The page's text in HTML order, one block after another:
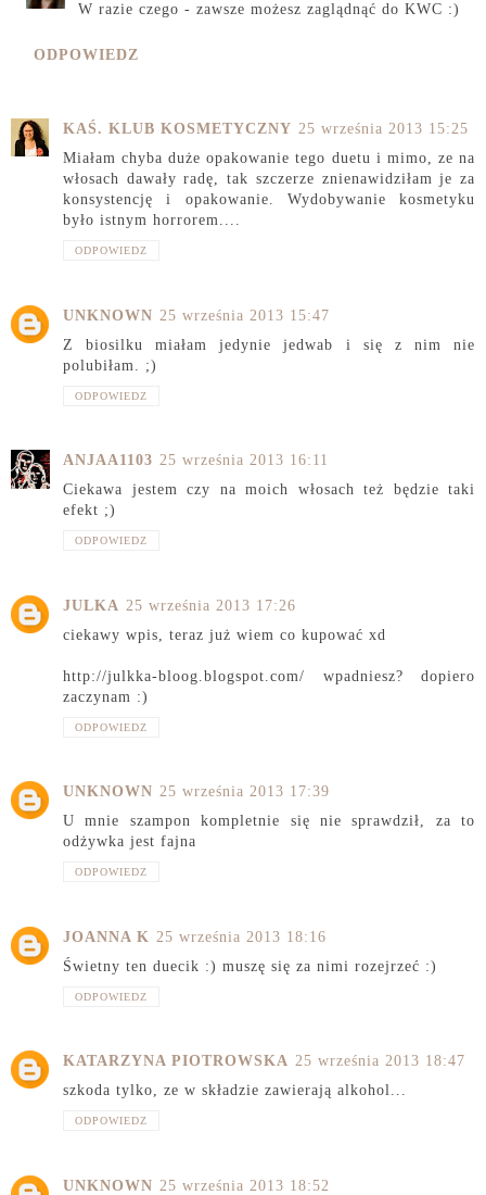
W razie czego - zawsze możesz zaglądnąć do KWC :)
ODPOWIEDZ
KAŚ. KLUB KOSMETYCZNY 25 września 2013 15:25
Miałam chyba duże opakowanie tego duetu i mimo, ze na
włosach dawały radę, tak szczerze znienawidziłam je za
konsystencję i opakowanie. Wydobywanie kosmetyku
było istnym horrorem....
ODPOWIEDZ
UNKNOWN 25 września 2013 15:47
Z biosilku miałam jedynie jedwab i się z nim nie
polubiłam. ;)
ODPOWIEDZ
ANJAA1103 25 września 2013 16:11
Ciekawa jestem czy na moich włosach też będzie taki
efekt ;)
ODPOWIEDZ
JULKA 25 września 2013 17:26
ciekawy wpis, teraz już wiem co kupować xd
http://julkka-bloog.blogspot.com/ wpadniesz? dopiero
zaczynam :)
ODPOWIEDZ
UNKNOWN 25 września 2013 17:39
U mnie szampon kompletnie się nie sprawdził, za to
odżywka jest fajna
ODPOWIEDZ
JOANNA K 25 września 2013 18:16
Świetny ten duecik :) muszę się za nimi rozejrzeć :)
ODPOWIEDZ
KATARZYNA PIOTROWSKA 25 września 2013 18:47
szkoda tylko, ze w składzie zawierają alkohol...
ODPOWIEDZ
UNKNOWN 25 września 2013 18:52